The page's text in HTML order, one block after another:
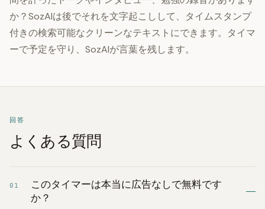
か？SozAIは後でそれを文字起こしして、タイムスタンプ
付きの検索可能なクリーンなテキストにできます。タイマ
ーで予定を守り、SozAIが言葉を残します。
回答
よくある質問
01
このタイマーは本当に広告なしで無料です
か？